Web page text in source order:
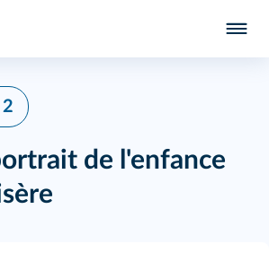
de l'enfance